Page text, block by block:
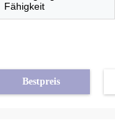
Fähigkeit
Bestpreis